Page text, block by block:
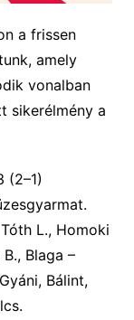
a frissen
amely
vonalban
sikerélmény a
(2–1)
L., Homoki
Blaga –
Bálint,